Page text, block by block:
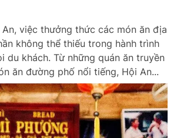
việc thưởng thức các món ăn địa
không thể thiếu trong hành trình
du khách. Từ những quán ăn truyền
ăn đường phố nổi tiếng, Hội An...